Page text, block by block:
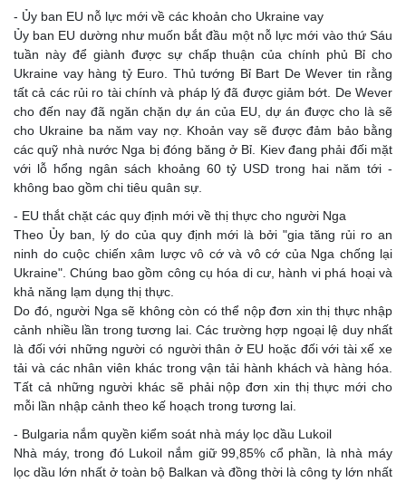
- Ủy ban EU nỗ lực mới về các khoản cho Ukraine vay
Ủy ban EU dường như muốn bắt đầu một nỗ lực mới vào thứ Sáu
tuần này để giành được sự chấp thuận của chính phủ Bỉ cho
Ukraine vay hàng tỷ Euro. Thủ tướng Bỉ Bart De Wever tin rằng
tất cả các rủi ro tài chính và pháp lý đã được giảm bớt. De Wever
cho đến nay đã ngăn chặn dự án của EU, dự án được cho là sẽ
cho Ukraine ba năm vay nợ. Khoản vay sẽ được đảm bảo bằng
các quỹ nhà nước Nga bị đóng băng ở Bỉ. Kiev đang phải đối mặt
với lỗ hổng ngân sách khoảng 60 tỷ USD trong hai năm tới -
không bao gồm chi tiêu quân sự.
- EU thắt chặt các quy định mới về thị thực cho người Nga
Theo Ủy ban, lý do của quy định mới là bởi "gia tăng rủi ro an
ninh do cuộc chiến xâm lược vô cớ và vô cớ của Nga chống lại
Ukraine". Chúng bao gồm công cụ hóa di cư, hành vi phá hoại và
khả năng lạm dụng thị thực.
Do đó, người Nga sẽ không còn có thể nộp đơn xin thị thực nhập
cảnh nhiều lần trong tương lai. Các trường hợp ngoại lệ duy nhất
là đối với những người có người thân ở EU hoặc đối với tài xế xe
tải và các nhân viên khác trong vận tải hành khách và hàng hóa.
Tất cả những người khác sẽ phải nộp đơn xin thị thực mới cho
mỗi lần nhập cảnh theo kế hoạch trong tương lai.
- Bulgaria nắm quyền kiểm soát nhà máy lọc dầu Lukoil
Nhà máy, trong đó Lukoil nắm giữ 99,85% cổ phần, là nhà máy
lọc dầu lớn nhất ở toàn bộ Balkan và đồng thời là công ty lớn nhất